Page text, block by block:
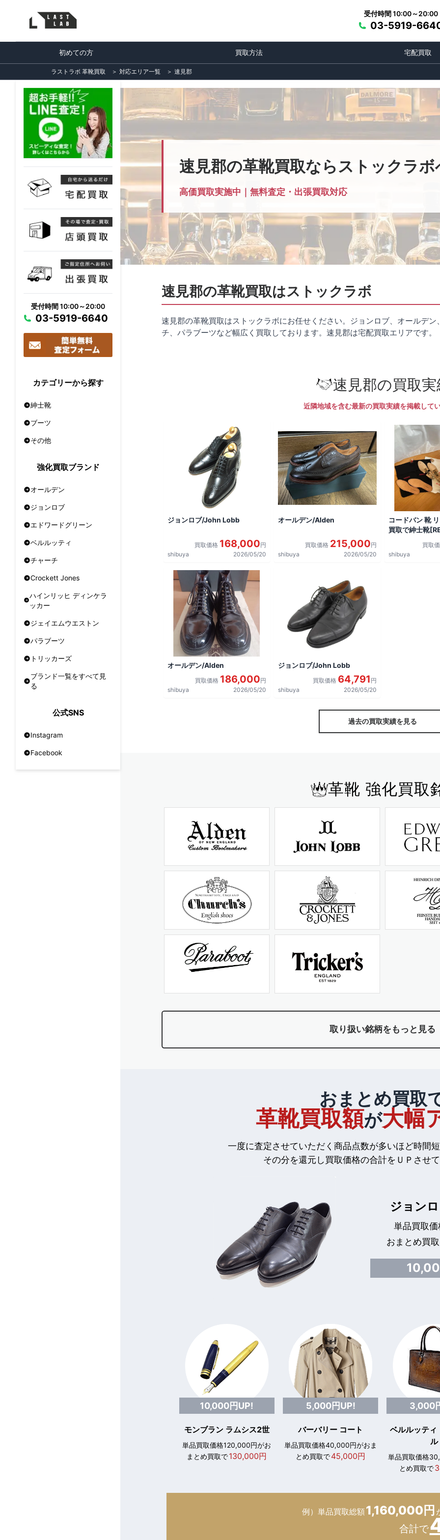
受付時間 10:00～20:00
03-5919-
初めての方 買取方法 宅配買取
ラストラボ 革靴買取 ＞ 対応エリア一覧 ＞ 速見郡
受付時間 10:00～20:00
03-5919-6640
カテゴリーから探す
紳士靴
ブーツ
その他
強化買取ブランド
オールデン
ジョンロブ
エドワードグリーン
ベルルッティ
チャーチ
Crockett Jones
ハインリッヒ ディンケラ
ッカー
ジェイエムウエストン
パラブーツ
トリッカーズ
ブランド一覧をすべて見
る
公式SNS
Instagram
Facebook
速見郡の革靴買取ならストックラボ
高価買取実施中｜無料査定・出張買取対応
速見郡の革靴買取はストックラボ
速見郡の革靴買取はストックラボにお任せください。ジョンロブ、オールデ
チ、パラブーツなど幅広く買取しております。速見郡は宅配買取エリアです。
速見郡の買取
近隣地域を含む最新の買取実績を掲載して
ジョンロブ/John Lobb
買取価格 168,000円
shibuya
2026/05/20
オールデン/Alden
買取価格 215,000円
shibuya
2026/05/20
コードバン 靴
買取で紳士靴
買取
shibuya
オールデン/Alden
買取価格 186,000円
shibuya
2026/05/20
ジョンロブ/John Lobb
買取価格 64,791 円
shibuya
2026/05/20
過去の買取実績を見る
革靴 強化買取
取り扱い銘柄をもっと見る
おまとめ買取
革靴買取額が大幅
一度に査定させていただく商品点数が多いほど時間
その分を還元し買取価格の合計をＵＰさせ
ジョン
単品買取
おまとめ買
10,000円UP!
モンブラン ラムシス2世
単品買取価格120,000円がお
まとめ買取で130,000円
5,000円UP!
バーバリー コート
単品買取価格40,000円がおま
とめ買取で45,000円
3,000
ベルルッティ
ル
単品買取価格
とめ買取で
例）単品買取総額1,160,000円
合計で